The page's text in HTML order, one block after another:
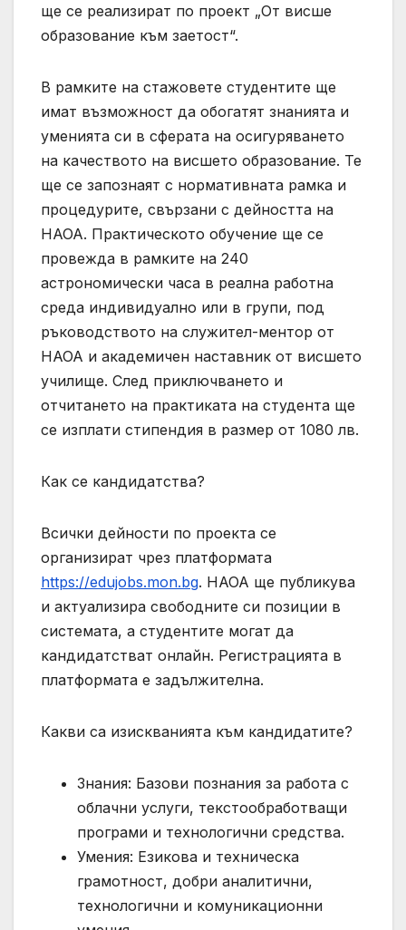
ще се реализират по проект „От висше
образование към заетост“.
В рамките на стажовете студентите ще
имат възможност да обогатят знанията и
уменията си в сферата на осигуряването
на качеството на висшето образование. Те
ще се запознаят с нормативната рамка и
процедурите, свързани с дейността на
НАОА. Практическото обучение ще се
провежда в рамките на 240
астрономически часа в реална работна
среда индивидуално или в групи, под
ръководството на служител-ментор от
НАОА и академичен наставник от висшето
училище. След приключването и
отчитането на практиката на студента ще
се изплати стипендия в размер от 1080 лв.
Как се кандидатства?
Всички дейности по проекта се
организират чрез платформата
https://edujobs.mon.bg. НАОА ще публикува
и актуализира свободните си позиции в
системата, а студентите могат да
кандидатстват онлайн. Регистрацията в
платформата е задължителна.
Какви са изискванията към кандидатите?
Знания: Базови познания за работа с
облачни услуги, текстообработващи
програми и технологични средства.
Умения: Езикова и техническа
грамотност, добри аналитични,
технологични и комуникационни